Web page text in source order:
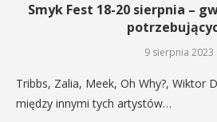
Smyk Fest 18-20 sierpnia –
9 sierpnia 2023
Tribbs, Zalia, Meek, Oh Why?, Wiktor
między innymi tych artystów…